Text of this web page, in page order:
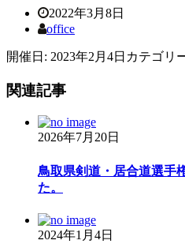
2022年3月8日
office
開催日: 2023年2月4日 カテゴリ
関連記事
2026年7月20日
鳥取県剣道・居合道選手
た。
2024年1月4日